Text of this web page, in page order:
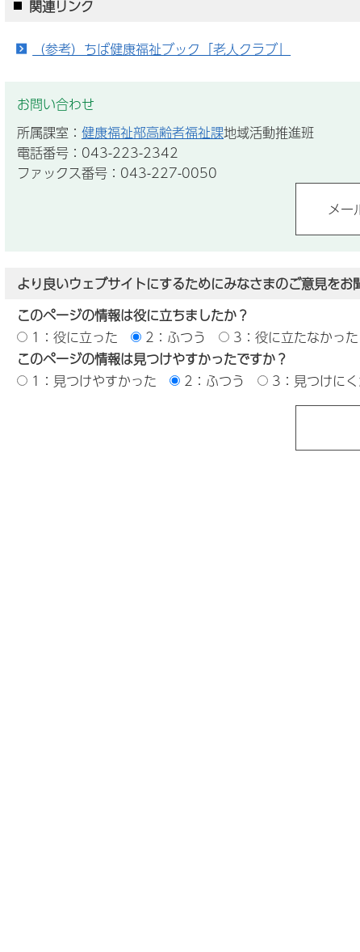
関連リンク
（参考）ちば健康福祉ブック「老人クラブ」
お問い合わせ
所属課室： 健康福祉部高齢者福祉課地域活動推進班
電話番号：043-223-2342
ファックス番号：043-227-0050
より良いウェブサイトにするためにみなさまのご意見をお
このページの情報は役に立ちましたか？
1：役に立った
2：ふつう
3：役に立たなかった
このページの情報は見つけやすかったですか？
1：見つけやすかった
2：ふつう 3：見つけに